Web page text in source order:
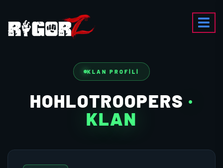
KLAN PROFILI
HOHLOTROOPERS ·
KLAN